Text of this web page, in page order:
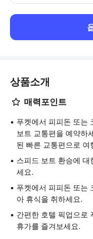
상품소개
매력포인트
푸켓에서 피피돈 또는
보트 교통편을 예약하
된 빠른 교통편으로
스피드 보트 환승에
세요.
푸켓에서 피피돈 또는
아 휴식을 취하세요.
간편한 호텔 픽업으로
휴가를 즐겨보세요.